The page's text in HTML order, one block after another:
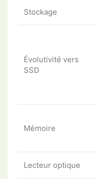
Stockage
Évolutivité vers
SSD
Mémoire
Lecteur optique